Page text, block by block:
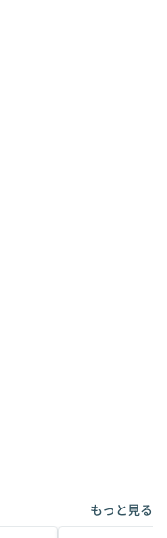
もっと見る